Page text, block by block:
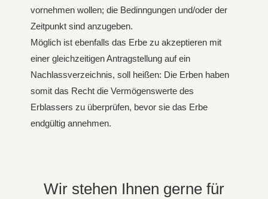
vornehmen wollen; die Bedinngungen und/oder der
Zeitpunkt sind anzugeben.
Möglich ist ebenfalls das Erbe zu akzeptieren mit
einer gleichzeitigen Antragstellung auf ein
Nachlassverzeichnis, soll heißen: Die Erben haben
somit das Recht die Vermögenswerte des
Erblassers zu überprüfen, bevor sie das Erbe
endgültig annehmen.
Wir stehen Ihnen gerne für